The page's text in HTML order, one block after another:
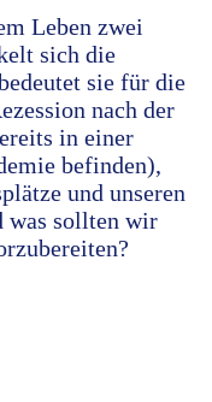
Leben zwei
sich die
sie für die
nach der
in einer
befinden),
und unseren
was sollten wir